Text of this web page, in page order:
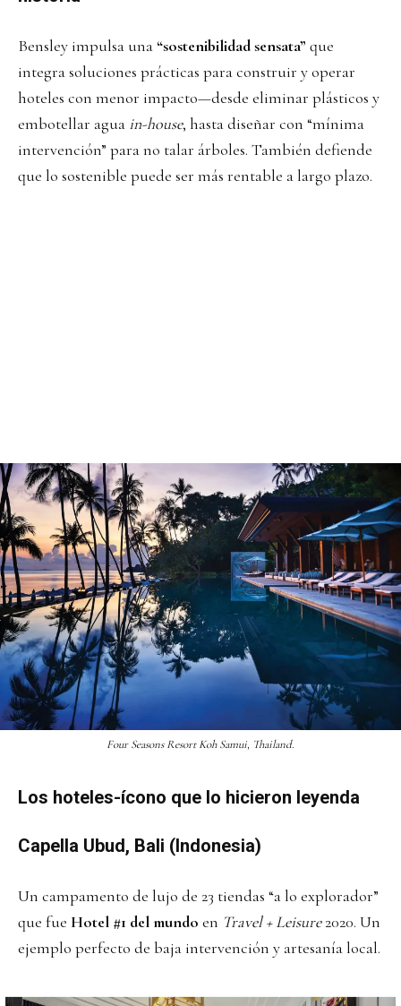
Bensley impulsa una “sostenibilidad sensata” que
integra soluciones prácticas para construir y operar
hoteles con menor impacto—desde eliminar plásticos y
embotellar agua in-house, hasta diseñar con “mínima
intervención” para no talar árboles. También defiende
que lo sostenible puede ser más rentable a largo plazo.
Four Seasons Resort Koh Samui, Thailand.
Los hoteles-ícono que lo hicieron leyenda
Capella Ubud, Bali (Indonesia)
Un campamento de lujo de 23 tiendas “a lo explorador”
que fue Hotel #1 del mundo en Travel + Leisure2020. Un
ejemplo perfecto de baja intervención y artesanía local.